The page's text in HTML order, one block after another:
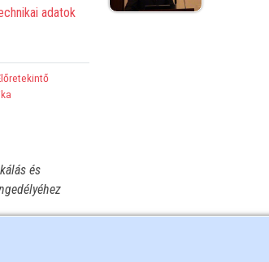
adatok
és